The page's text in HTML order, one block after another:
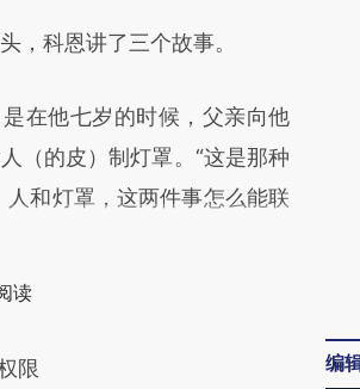
科恩讲了三个故事。
他七岁的时候，父亲向他
（的皮）制灯罩。“这是那种
和灯罩，这两件事怎么能联
读
限 编